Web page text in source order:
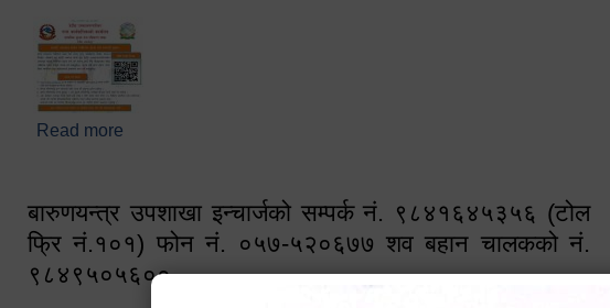
Read more
बारुणयन्त्र उपशाखा इन्चार्जको सम्पर्क नं. ९८४१६४५३५६ (टोल
फ्रि नं.१०१) फोन नं. ०५७-५२०६७७ शव बहान चालकको नं.
९८४९५०५६००